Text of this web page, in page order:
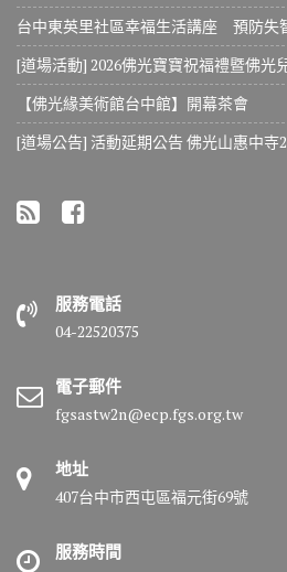
台中東英里社區幸福生活講座 預防失
[道場活動] 2026佛光寶寶祝福禮暨佛光
【佛光緣美術館台中館】開幕茶會
[道場公告] 活動延期公告 佛光山惠中寺
服務電話
04-22520375
電子郵件
fgsastw2n@ecp.fgs.org.tw
地址
407台中市西屯區福元街69號
服務時間